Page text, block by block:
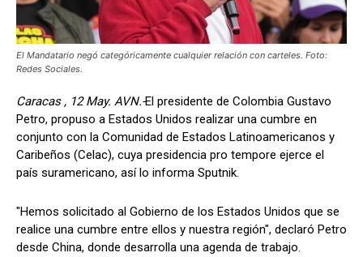
El Mandatario negó categóricamente cualquier relación con carteles. Foto:
Redes Sociales.
Caracas , 12 May. AVN.-El presidente de Colombia Gustavo
Petro, propuso a Estados Unidos realizar una cumbre en
conjunto con la Comunidad de Estados Latinoamericanos y
Caribeños (Celac), cuya presidencia pro tempore ejerce el
país suramericano, así lo informa Sputnik.
"Hemos solicitado al Gobierno de los Estados Unidos que se
realice una cumbre entre ellos y nuestra región", declaró Petro
desde China, donde desarrolla una agenda de trabajo.